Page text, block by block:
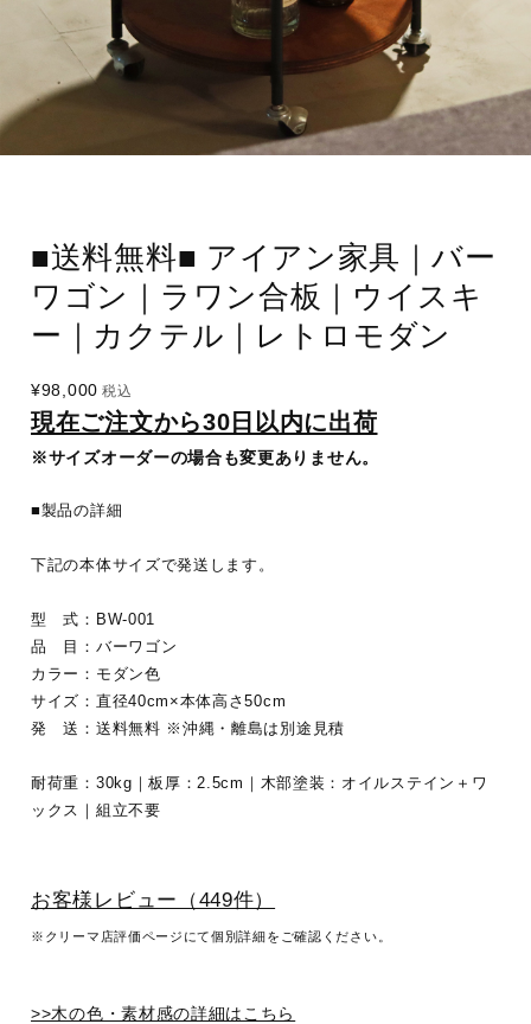
■送料無料■ アイアン家具｜バー
ワゴン｜ラワン合板｜ウイスキ
ー｜カクテル｜レトロモダン
¥98,000 税込
現在ご注文から30日以内に出荷
※サイズオーダーの場合も変更ありません。
■製品の詳細
下記の本体サイズで発送します。
型 式：BW-001
品 目：バーワゴン
カラー：モダン色
サイズ：直径40cm×本体高さ50cm
発 送：送料無料 ※沖縄・離島は別途見積
耐荷重：30kg｜板厚：2.5cm｜木部塗装：オイルステイン＋ワ
ックス｜組立不要
お客様レビュー（449件）
※クリーマ店評価ページにて個別詳細をご確認ください。
>>木の色・素材感の詳細はこちら